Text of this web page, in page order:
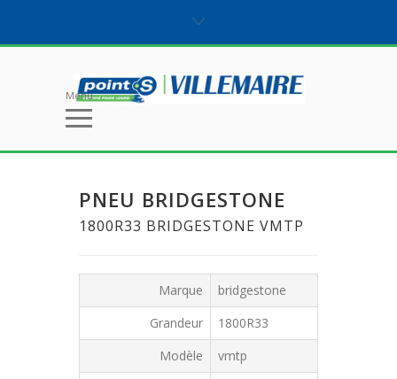
Menu
PNEU BRIDGESTONE
1800R33 BRIDGESTONE VMTP
Marque
bridgestone
Grandeur
1800R33
Modèle
vmtp